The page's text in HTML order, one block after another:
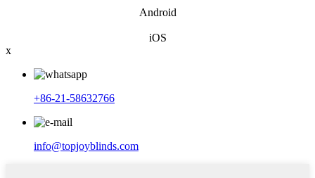
Android
iOS
x
+86-21-58632766
info@topjoyblinds.com